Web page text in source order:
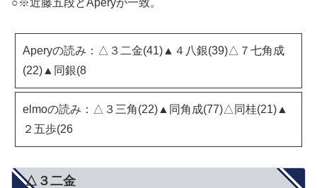
○※近藤五段とAperyが一致。
Aperyの読み：△３二金(41)▲４八銀(39)△７七角成
(22)▲同銀(8
elmoの読み：△３三角(22)▲同角成(77)△同桂(21)▲
２五歩(26
△３二金